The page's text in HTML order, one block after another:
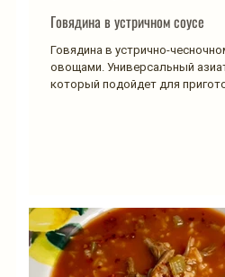
Говядина в устричном соусе
Говядина в устрично-
овощами. Универсальный
который подойдет для